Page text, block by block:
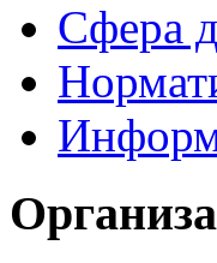
Сфера